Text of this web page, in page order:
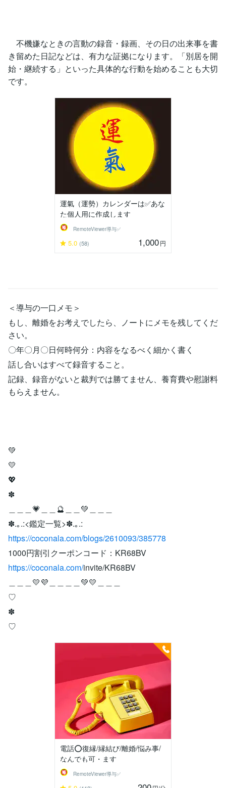
不機嫌なときの言動の録音・録画、その日の出来事を書
き留めた日記などは、有力な証拠になります。「別居を開
始・継続する」といった具体的な行動を始めることも大切
です。
運氣（運勢）カレンダーは✅あな
た個人用に作成します
RemoteViewer導与✅
5.0 (58) 1,000円
＜導与の一口メモ＞
もし、離婚をお考えでしたら、ノートにメモを残してくだ
さい。
〇年〇月〇日何時何分：内容をなるべく細かく書く
話し合いはすべて録音すること。
記録、録音がないと裁判では勝てません、養育費や慰謝料
もらえません。
💚
💛
💖
✽
＿＿＿💗＿＿🔮＿＿💚＿＿＿
✽.｡.:<鑑定一覧>✽.｡.:
https://coconala.com/blogs/2610093/385778
1000円割引クーポンコード：KR68BV
https://coconala.com/invite/KR68BV
＿＿＿💛💜＿＿＿＿💚💛＿＿＿
♡
✽
♡
電話⭕復縁/縁結び/離婚/悩み事/
なんでも可・ます
RemoteViewer導与✅